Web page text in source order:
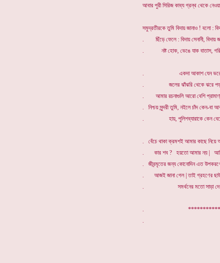
আবার পুরী সিরিজ কাব্য গ্রন্থ থেকে নেওয়া
সমুদ্রতীরকে তুমি বিদায় জানাও ! বলো :
. ছিঁড়ে ফেলে : বিদায় সেনানী, বিদায়
. নষ্ট হোক, ভেঙে যাক বাতাস,
. একদা আকাশ যেন ভরে
. জলের ঝাঁঝরি থেকে ঝরে পড়া
. আমার রচনাগুলি আরো বেশি প্রামাণ্য
. নিশ্চয় সুন্দরী তুমি, নইলে চাঁদ কেন-বা
. হায়, পুলিশব্যারাকে কেন
. বেঁচে থাকা ক্রমশই আমার কাছে নিয়ে
. কার শব ? হয়তো আমার নয় | আমি
. জীবন্মৃতের জন্য কোনোদিন এত
. আজই জানা গেল | তাই গ্রহণের
. সমর্থনের মতো সাড়া
.